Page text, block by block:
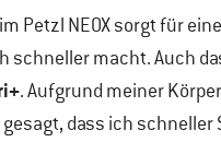
Petzl NEOX sorgt für
schneller macht. Auch
. Aufgrund meiner
dass ich schneller